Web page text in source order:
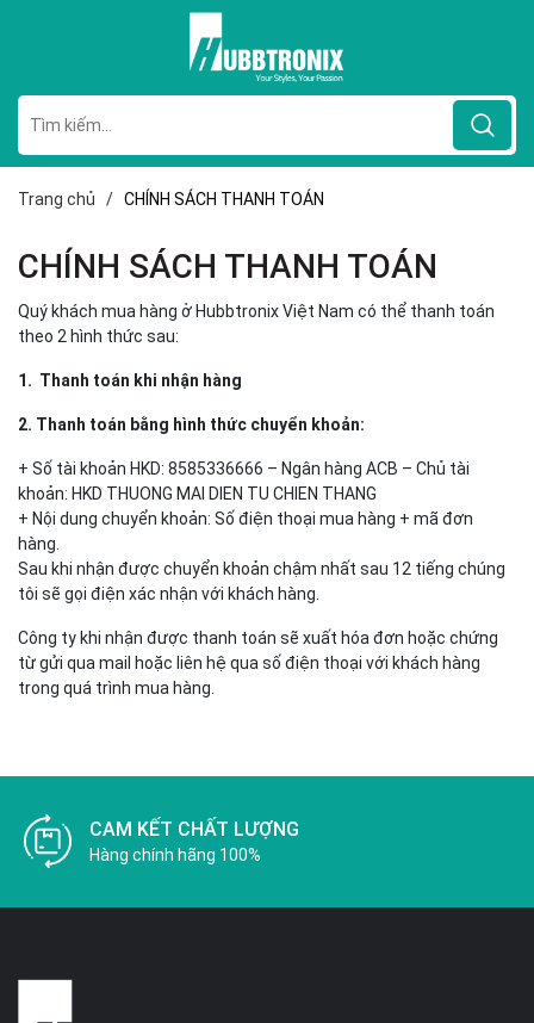
Trang chủ / CHÍNH SÁCH THANH TOÁN
CHÍNH SÁCH THANH TOÁN
Quý khách mua hàng ở Hubbtronix Việt Nam có thể thanh toán
theo 2 hình thức sau:
1. Thanh toán khi nhận hàng
2. Thanh toán bằng hình thức chuyển khoản:
+ Số tài khoản HKD: 8585336666 – Ngân hàng ACB – Chủ tài
khoản: HKD THUONG MAI DIEN TU CHIEN THANG
+ Nội dung chuyển khoản: Số điện thoại mua hàng + mã đơn
hàng.
Sau khi nhận được chuyển khoản chậm nhất sau 12 tiếng chúng
tôi sẽ gọi điện xác nhận với khách hàng.
Công ty khi nhận được thanh toán sẽ xuất hóa đơn hoặc chứng
từ gửi qua mail hoặc liên hệ qua số điện thoại với khách hàng
trong quá trình mua hàng.
CAM KẾT CHẤT LƯỢNG
Hàng chính hãng 100%